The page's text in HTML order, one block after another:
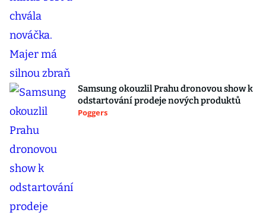
Samsung okouzlil Prahu dronovou show k
odstartování prodeje nových produktů
Poggers